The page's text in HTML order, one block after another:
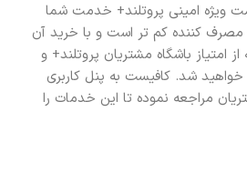
ویژه امینی پروتلند+ خدمت شما
مصرف کننده کم تر است و با خرید آن
امتیاز باشگاه مشتریان پروتلند+ و
خواهید شد. کافیست به پنل کاربری
مراجعه نموده تا این خدمات را